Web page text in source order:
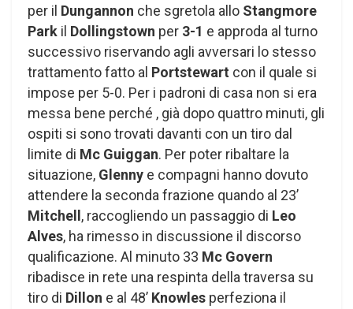
per il Dungannon che sgretola allo Stangmore
Park il Dollingstown per 3-1 e approda al turno
successivo riservando agli avversari lo stesso
trattamento fatto al Portstewart con il quale si
impose per 5-0. Per i padroni di casa non si era
messa bene perché , già dopo quattro minuti, gli
ospiti si sono trovati davanti con un tiro dal
limite di Mc Guiggan. Per poter ribaltare la
situazione, Glenny e compagni hanno dovuto
attendere la seconda frazione quando al 23’
Mitchell , raccogliendo un passaggio di Leo
Alves, ha rimesso in discussione il discorso
qualificazione. Al minuto 33 Mc Govern
ribadisce in rete una respinta della traversa su
tiro di Dillon e al 48’ Knowles perfeziona il